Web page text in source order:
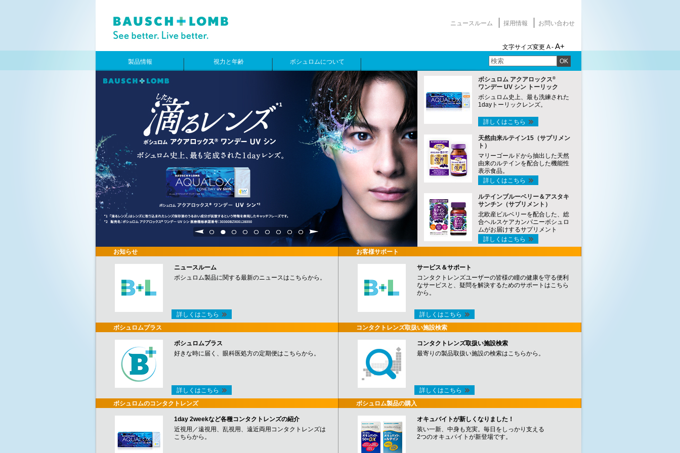
ニュースルーム 採用情報 お問い合わせ
文字サイズ変更 A - A+
OK
製品情報 視力と年齢 ボシュロムについて
1 2 3 4 5 7 8
ボシュロム アクアロックス®
ワンデー UV シン トーリック
ボシュロム史上、最も洗練された
1dayトーリックレンズ。
詳しくはこちら
天然由来ルテイン15（サプリメン
ト）
マリーゴールドから抽出した天然
由来のルテインを配合した機能性
表示食品。
詳しくはこちら
ルテインブルーベリー＆アスタキ
サンチン（サプリメント）
北欧産ビルベリーを配合した、総
合ヘルスケアカンパニーボシュロ
ムがお届けするサプリメント
詳しくはこちら
お知らせ
ニュースルーム
ボシュロム製品に関する最新のニュースはこちらから。
詳しくはこちら
ボシュロムプラス
ボシュロムプラス
好きな時に届く、眼科医処方の定期便はこちらから。
詳しくはこちら
ボシュロムのコンタクトレンズ
1day 2weekなど各種コンタクトレンズの紹介
近視用／遠視用、乱視用、遠近両用コンタクトレンズは
こちらから。
お客様サポート
サービス＆サポート
コンタクトレンズユーザーの皆様の瞳の健康を守る便利
なサービスと、疑問を解決するためのサポートはこちら
から。
詳しくはこちら
コンタクトレンズ取扱い施設検索
コンタクトレンズ取扱い施設検索
最寄りの製品取扱い施設の検索はこちらから。
詳しくはこちら
ボシュロム製品の購入
オキュバイトが新しくなりました！
装い一新、中身も充実。毎日をしっかり支える
2つのオキュバイトが新登場です。